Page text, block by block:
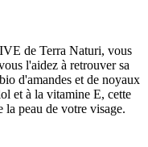
de Terra Naturi, vous
l'aidez à retrouver sa
d'amandes et de noyaux
et à la vitamine E, cette
la peau de votre visage.